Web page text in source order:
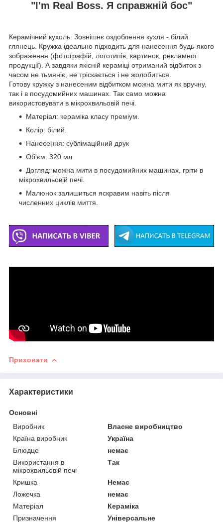
"I'm Real Boss. Я справжній бос"
Керамічний кухоль. Зовнішнє оздоблення кухля - білий
глянець. Кружка ідеально підходить для нанесення будь-якого
зображення (фотографій, логотипів, картинок, рекламної
продукції). А завдяки якісній кераміці отриманий відбиток з
часом не тьмяніє, не тріскається і не жолобиться.
Готову кружку з нанесеним відбитком можна мити як вручну,
так і в посудомийних машинах. Так само можна
використовувати в мікрохвильовій печі.
Матеріал: кераміка класу преміум.
Колір: білий.
Нанесення: сублімаційний друк
Об'єм: 320 мл
Догляд: можна мити в посудомийних машинах, гріти в
мікрохвильовій печі.
Малюнок залишиться яскравим навіть після
численних циклів миття.
Приховати
Характеристики
Основні
Виробник
Власне виробництво
Країна виробник
Україна
Блюдце
немає
Використання в
мікрохвильовій печі
Так
Кришка
Немає
Ложечка
немає
Матеріал
Кераміка
Призначення
Універсальне